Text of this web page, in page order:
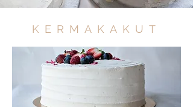
KERMAKAKUT